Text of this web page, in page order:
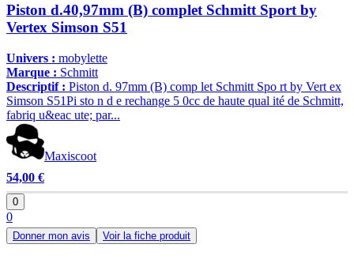
Piston d.40,97mm (B) complet Schmitt Sport by
Vertex Simson S51
Univers : mobylette
Marque : Schmitt
Descriptif : Piston d. 97mm (B) comp let Schmitt Spo rt by Vert ex
Simson S51Pi sto n d e rechange 5 0cc de haute qual ité de Schmitt,
fabriq u&eac ute; par...
Maxiscoot
54,00 €
0
0
Donner mon avis Voir la fiche produit